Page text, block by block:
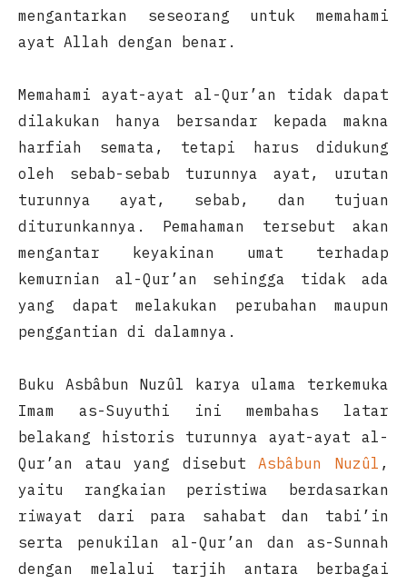
mengantarkan seseorang untuk memahami
ayat Allah dengan benar.
Memahami ayat-ayat al-Qur’an tidak dapat
dilakukan hanya bersandar kepada makna
harfiah semata, tetapi harus didukung
oleh sebab-sebab turunnya ayat, urutan
turunnya ayat, sebab, dan tujuan
diturunkannya. Pemahaman tersebut akan
mengantar keyakinan umat terhadap
kemurnian al-Qur’an sehingga tidak ada
yang dapat melakukan perubahan maupun
penggantian di dalamnya.
Buku Asbâbun Nuzûl karya ulama terkemuka
Imam as-Suyuthi ini membahas latar
belakang historis turunnya ayat-ayat al-
Qur’an atau yang disebutAsbâbun Nuzûl ,
yaitu rangkaian peristiwa berdasarkan
riwayat dari para sahabat dan tabi’in
serta penukilan al-Qur’an dan as-Sunnah
dengan melalui tarjih antara berbagai